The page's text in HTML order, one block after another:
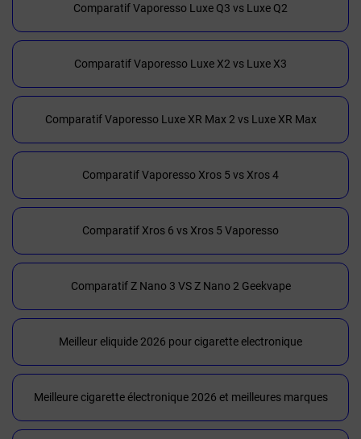
Comparatif Vaporesso Luxe Q3 vs Luxe Q2
Comparatif Vaporesso Luxe X2 vs Luxe X3
Comparatif Vaporesso Luxe XR Max 2 vs Luxe XR Max
Comparatif Vaporesso Xros 5 vs Xros 4
Comparatif Xros 6 vs Xros 5 Vaporesso
Comparatif Z Nano 3 VS Z Nano 2 Geekvape
Meilleur eliquide 2026 pour cigarette electronique
Meilleure cigarette électronique 2026 et meilleures marques